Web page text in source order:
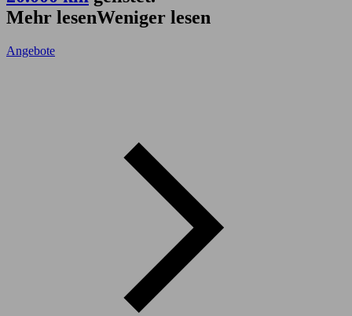
Mehr lesenWeniger lesen
Angebote